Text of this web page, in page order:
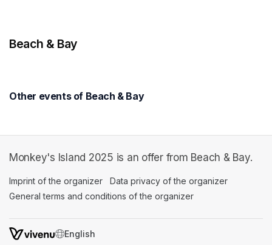
Beach & Bay
Other events of Beach & Bay
Monkey's Island 2025 is an offer from Beach & Bay.
Imprint of the organizer (opens in a new tab)
Data privacy of the organizer
General terms and conditions of the organizer
SWITCH LANGUAGE